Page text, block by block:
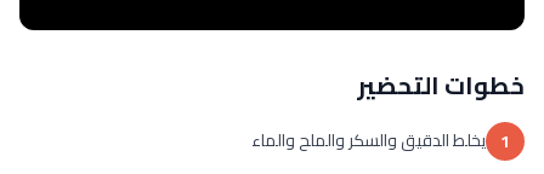
خطوات التحضير
1 يخلط الدقيق والسكر والملح والماء